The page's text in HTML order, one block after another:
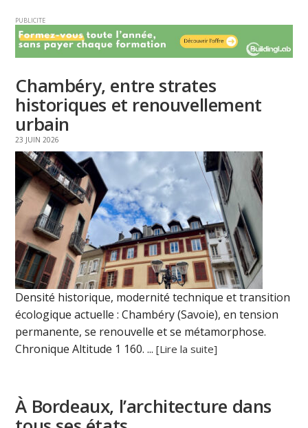
PUBLICITE
Chambéry, entre strates
historiques et renouvellement
urbain
23 JUIN 2026
Densité historique, modernité technique et transition
écologique actuelle : Chambéry (Savoie), en tension
permanente, se renouvelle et se métamorphose.
Chronique Altitude 1 160. ...[Lire la suite]
À Bordeaux, l’architecture dans